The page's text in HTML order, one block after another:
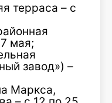
терраса – с
мая;
завод») –
Маркса,